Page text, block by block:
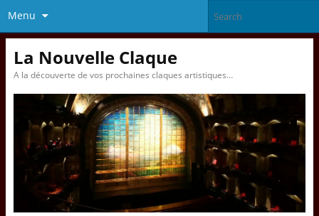
Menu
La Nouvelle Claque
A la découverte de vos prochaines claques artistiques…